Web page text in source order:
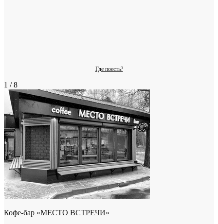
Где поесть?
1 / 8
Кофе-бар «МЕСТО ВСТРЕЧИ»